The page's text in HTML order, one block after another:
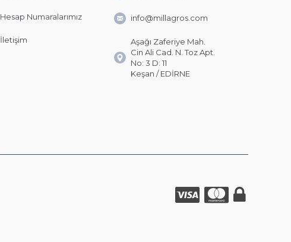
Hesap Numaralarımız
İletişim
info@millagros.com
Aşağı Zaferiye Mah.
Cin Ali Cad. N. Toz Apt.
No: 3 D: 11
Keşan / EDİRNE